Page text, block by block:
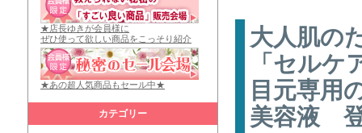
★店長ゆきが会員様に
ぜひ使って欲しい商品をこっそり紹介
★あの超人気商品もセール中★
カテゴリー
大人肌の
「セル
目元専用
美容液